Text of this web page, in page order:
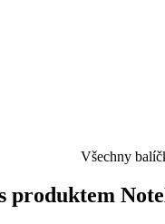
Všechny
produktem